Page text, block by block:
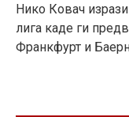
Нико Ковач
лига каде ги
Франкфурт и